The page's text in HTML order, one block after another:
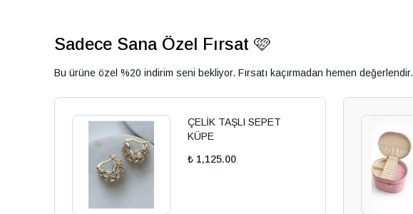
Sadece Sana Özel Fırsat 🩷
Bu ürüne özel %20 indirim seni bekliyor. Fırsatı kaçırmadan hemen değerlendir.
ÇELİK TAŞLI SEPET
KÜPE
₺ 1,125.00